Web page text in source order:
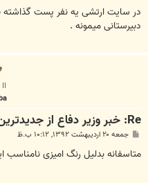
ت
در سایت ارتشی یه نفر پست گذاشته
دبیرستانی میمونه .
Re: خبر وزیر دفاع از جدیدترین پهپاد ایران
ت
جمعه ۲۰ اردیبهشت ۱۳۹۲, ۱۰:۱۲ ب.ظ
متاسفانه بدلیل رنگ امیزی نامناسب